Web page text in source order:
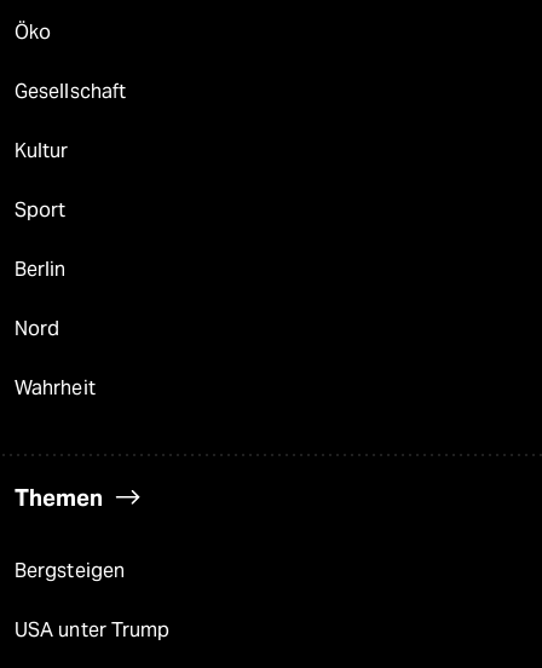
Öko
Gesellschaft
Kultur
Sport
Berlin
Nord
Wahrheit
Themen
Bergsteigen
USA unter Trump